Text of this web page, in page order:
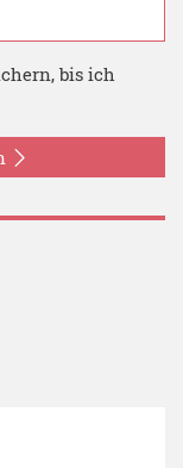
bis ich